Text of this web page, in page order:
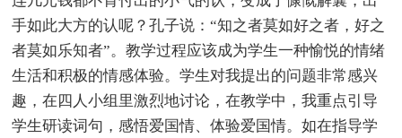
手如此大方的认呢？孔子说：“知之者莫如好之者，好之
者莫如乐知者”。教学过程应该成为学生一种愉悦的情绪
生活和积极的情感体验。学生对我提出的问题非常感兴
趣，在四人小组里激烈地讨论，在教学中，我重点引导
学生研读词句，感悟爱国情、体验爱国情。如在指导学